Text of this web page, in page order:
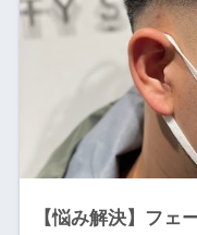
【悩み解決】フェ